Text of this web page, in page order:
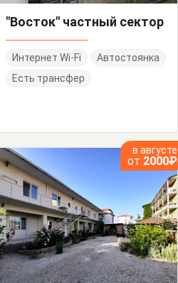
"Восток" частный сектор
Интернет Wi-Fi
Автостоянка
Есть трансфер
в августе
от 2000₽